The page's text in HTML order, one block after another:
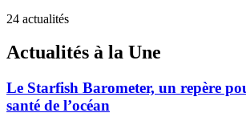
24 actualités
Actualités à la Une
Le Starfish Barometer, un repère
santé de l’océan